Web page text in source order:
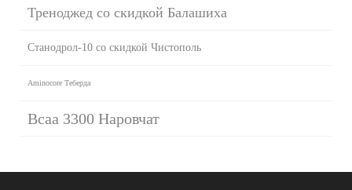
Треноджед со скидкой Балашиха
Станодрол-10 со скидкой Чистополь
Aminocore Теберда
Bcaa 3300 Наровчат